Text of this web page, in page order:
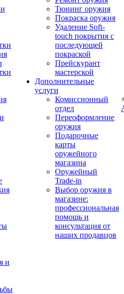
и
Тюнинг оружия
Покраска оружия
Удаление Soft-
touch покрытия с
последующей
покраской
Прейскурант
мастерской
Дополнительные
услуги
Комиссионный
отдел
Переоформление
оружия
Подарочные
карты
оружейного
магазина
Оружейный
Trade-in
Выбор оружия в
магазине:
профессиональная
помощь и
консультация от
наших продавцов